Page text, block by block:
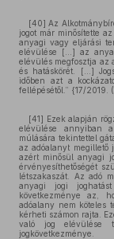
[40] Az
jogot már minősítette az
anyagi vagy eljárási
elévülése [...] az
elévülés megfosztja az
és hatáskörét. [...]
időben azt a
fellépésétől.” {17/2019.
[41] Ezek alapján
elévülése annyiban
múlására tekintettel
az adóalanyt megillető
azért minősül anyagi
érvényesíthetőségét
létszakaszát. Az adó
anyagi jogi
következménye az,
adóalany nem köteles
kérheti számon rajta.
való jog elévülése
jogkövetkezménye.